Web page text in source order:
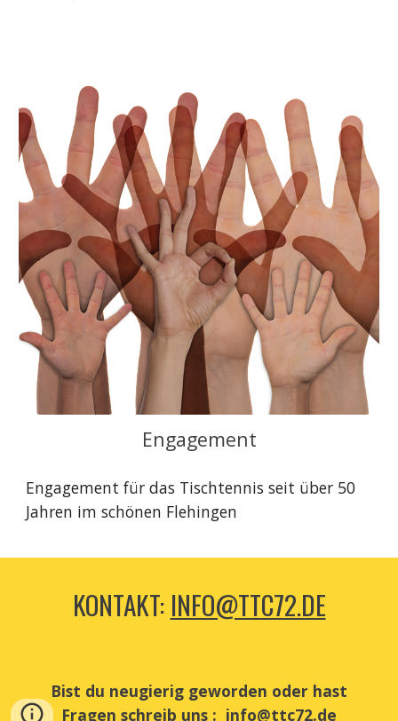
Engagement
Engagement für das Tischtennis seit über 50
Jahren im schönen Flehingen
KONTAKT: INFO@TTC72.DE
Bist du neugierig geworden oder hast
Fragen schreib uns : info@ttc72.de